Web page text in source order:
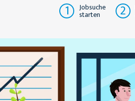
1
Jobsuche
starten 2